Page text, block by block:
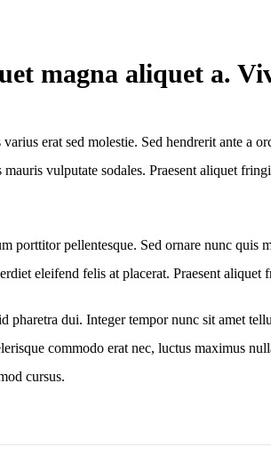
magna aliquet a.
erat sed molestie. Sed hendrerit ante a
vulputate sodales. Praesent aliquet
porttitor pellentesque. Sed ornare nunc
eleifend felis at placerat. Praesent aliquet
dui. Integer tempor nunc sit amet
commodo erat nec, luctus maximus
cursus.